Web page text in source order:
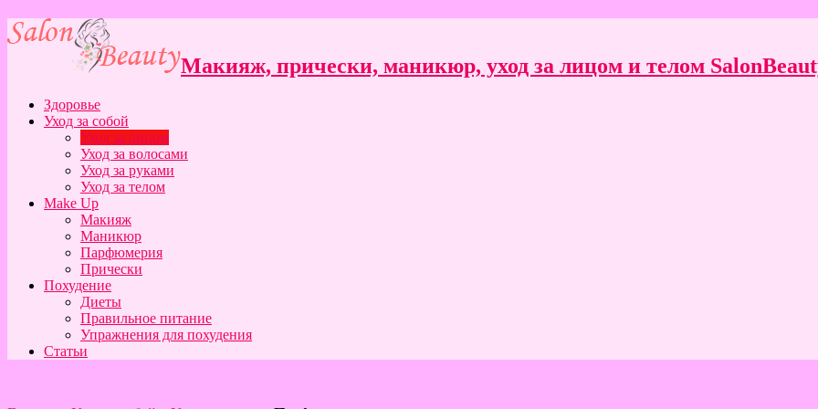
Макияж, прически, маникюр, уход за лицом и телом
Здоровье
Уход за собой
Уход за лицом
Уход за волосами
Уход за руками
Уход за телом
Make Up
Макияж
Маникюр
Парфюмерия
Прически
Похудение
Диеты
Правильное питание
Упражнения для похудения
Статьи